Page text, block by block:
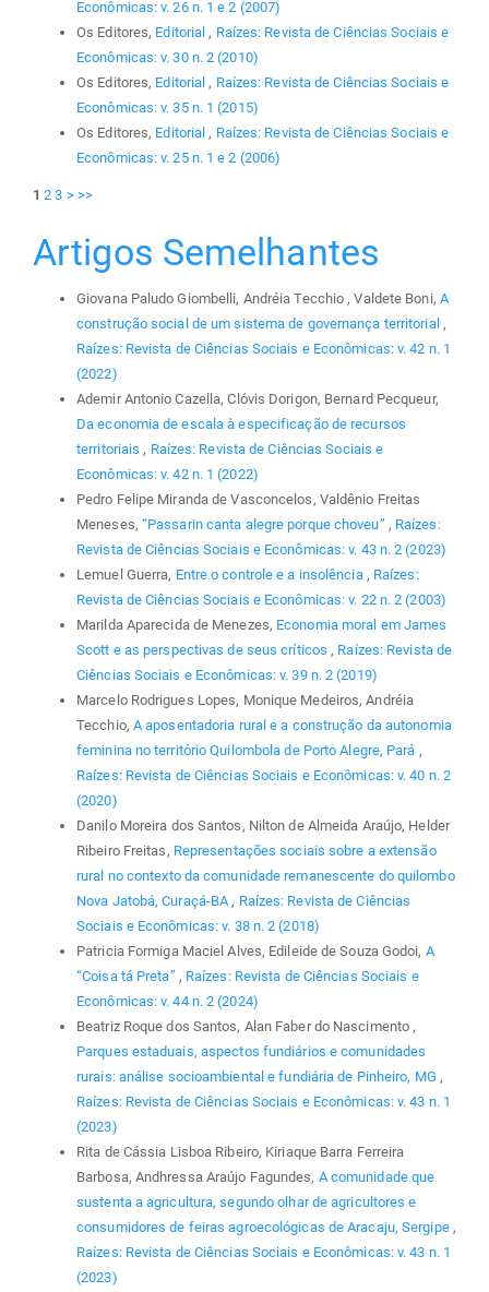
Econômicas: v. 26 n. 1 e 2 (2007)
Os Editores, Editorial , Raízes: Revista de Ciências Sociais e
Econômicas: v. 30 n. 2 (2010)
Os Editores, Editorial , Raízes: Revista de Ciências Sociais e
Econômicas: v. 35 n. 1 (2015)
Os Editores, Editorial , Raízes: Revista de Ciências Sociais e
Econômicas: v. 25 n. 1 e 2 (2006)
1 2 3 > >>
Artigos Semelhantes
Giovana Paludo Giombelli, Andréia Tecchio , Valdete Boni, A
construção social de um sistema de governança territorial ,
Raízes: Revista de Ciências Sociais e Econômicas: v. 42 n. 1
(2022)
Ademir Antonio Cazella, Clóvis Dorigon, Bernard Pecqueur,
Da economia de escala à especificação de recursos
territoriais , Raízes: Revista de Ciências Sociais e
Econômicas: v. 42 n. 1 (2022)
Pedro Felipe Miranda de Vasconcelos, Valdênio Freitas
Meneses, “Passarin canta alegre porque choveu” , Raízes:
Revista de Ciências Sociais e Econômicas: v. 43 n. 2 (2023)
Lemuel Guerra, Entre o controle e a insolência , Raízes:
Revista de Ciências Sociais e Econômicas: v. 22 n. 2 (2003)
Marilda Aparecida de Menezes, Economia moral em James
Scott e as perspectivas de seus críticos , Raízes: Revista de
Ciências Sociais e Econômicas: v. 39 n. 2 (2019)
Marcelo Rodrigues Lopes, Monique Medeiros, Andréia
Tecchio, A aposentadoria rural e a construção da autonomia
feminina no território Quilombola de Porto Alegre, Pará ,
Raízes: Revista de Ciências Sociais e Econômicas: v. 40 n. 2
(2020)
Danilo Moreira dos Santos, Nilton de Almeida Araújo, Helder
Ribeiro Freitas, Representações sociais sobre a extensão
rural no contexto da comunidade remanescente do quilombo
Nova Jatobá, Curaçá-BA , Raízes: Revista de Ciências
Sociais e Econômicas: v. 38 n. 2 (2018)
Patricia Formiga Maciel Alves, Edileide de Souza Godoi, A
“Coisa tá Preta” , Raízes: Revista de Ciências Sociais e
Econômicas: v. 44 n. 2 (2024)
Beatriz Roque dos Santos, Alan Faber do Nascimento ,
Parques estaduais, aspectos fundiários e comunidades
rurais: análise socioambiental e fundiária de Pinheiro, MG ,
Raízes: Revista de Ciências Sociais e Econômicas: v. 43 n. 1
(2023)
Rita de Cássia Lisboa Ribeiro, Kiriaque Barra Ferreira
Barbosa, Andhressa Araújo Fagundes, A comunidade que
sustenta a agricultura, segundo olhar de agricultores e
consumidores de feiras agroecológicas de Aracaju, Sergipe ,
Raízes: Revista de Ciências Sociais e Econômicas: v. 43 n. 1
(2023)